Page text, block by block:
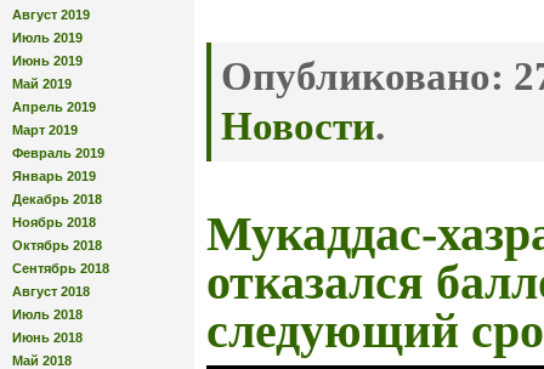
Август 2019
Июль 2019
Июнь 2019
Май 2019
Апрель 2019
Март 2019
Февраль 2019
Январь 2019
Декабрь 2018
Ноябрь 2018
Октябрь 2018
Сентябрь 2018
Август 2018
Июль 2018
Июнь 2018
Май 2018
Опубликовано:
Новости.
Мукаддас-
отказался
следующий